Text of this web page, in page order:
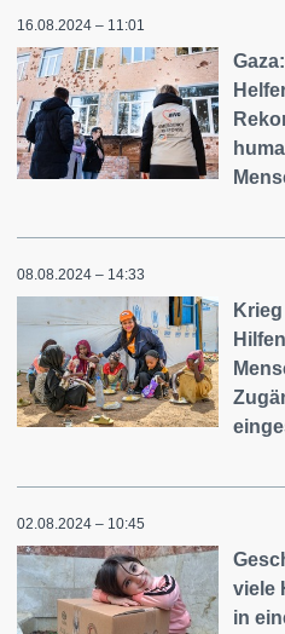
16.08.2024 – 11:01
08.08.2024 – 14:33
02.08.2024 – 10:45
viele
in